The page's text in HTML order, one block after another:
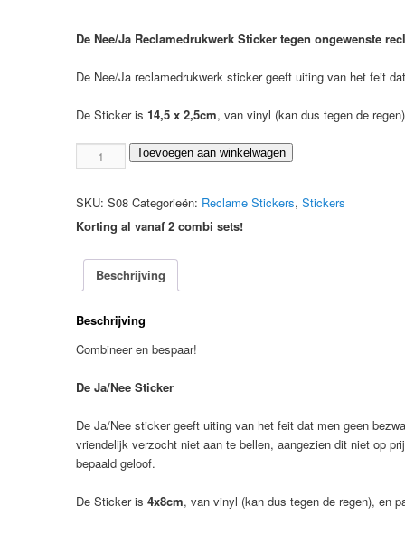
De Nee/Ja Reclamedrukwerk Sticker tegen ongewenste
De Nee/Ja reclamedrukwerk sticker geeft uiting van het feit
De Sticker is 14,5 x 2,5cm, van vinyl (kan dus tegen de
Combi:
Ja
Nee
+
Sticker
aantal
Toevoegen aan winkelwagen
SKU: S08 Categorieën: Reclame Stickers, Stickers
Korting al vanaf 2 combi sets!
Beschrijving
Beschrijving
Combineer en bespaar!
De Ja/Nee Sticker
De Ja/Nee sticker geeft uiting van het feit dat men geen
vriendelijk verzocht niet aan te bellen, aangezien dit niet op
bepaald geloof.
De Sticker is 4x8cm, van vinyl (kan dus tegen de regen), en